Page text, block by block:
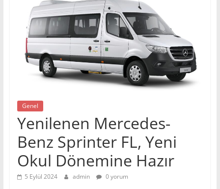
Genel
Yenilenen Mercedes-
Benz Sprinter FL, Yeni
Okul Dönemine Hazır
5 Eylül 2024 admin 0 yorum